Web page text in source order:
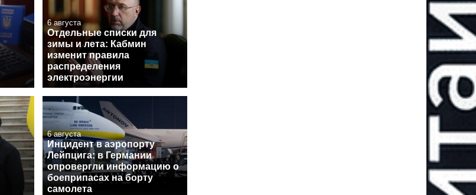
6 августа
Отдельные списки для
зимы и лета: Кабмин
изменит правила
распределения
электроэнергии
6 августа
Инцидент в аэропорту
Лейпцига: в Германии
опровергли информацию о
боеприпасах на борту
самолета